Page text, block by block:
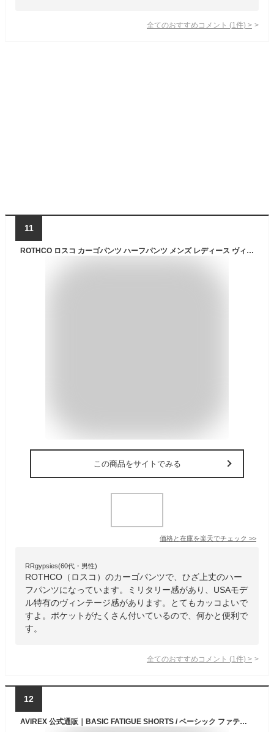
全てのおすすめコメント (1 件) >
11
ROTHCO ロスコ カーゴパンツ ハーフパンツ メンズ レディース ヴィンテージ ひざ上 迷彩 ジッパーフライ XS-2XL USAモデル【COP】
この商品をサイトでみる
価格と在庫を楽天でチェック >>
RRgypsies(60代・男性)
ROTHCO（ロスコ）のカーゴパンツで、ひざ上丈のハー
フパンツになっています。ミリタリー感があり、USAモデ
ル特有のヴィンテージ感があります。とてもカッコよいで
すよ。ポケットがたくさん付いているので、何かと便利で
す。
全てのおすすめコメント (1 件) >
12
AVIREX 公式通販｜BASIC FATIGUE SHORTS / ベーシック ファティーグ ショーツ(アビレックス アヴィレックス)メンズ 男性